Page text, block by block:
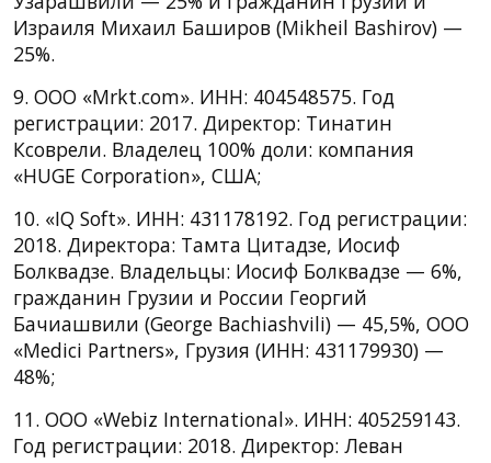
Израиля Михаил Баширов (Mikheil Bashirov) —
25%.
9. ООО «Mrkt.com». ИНН: 404548575. Год
регистрации: 2017. Директор: Тинатин
Ксоврели. Владелец 100% доли: компания
«HUGE Corporation», США;
10. «IQ Soft». ИНН: 431178192. Год регистрации:
2018. Директора: Тамта Цитадзе, Иосиф
Болквадзе. Владельцы: Иосиф Болквадзе — 6%,
гражданин Грузии и России Георгий
Бачиашвили (George Bachiashvili) — 45,5%, ООО
«Medici Partners», Грузия (ИНН: 431179930) —
48%;
11. ООО «Webiz International». ИНН: 405259143.
Год регистрации: 2018. Директор: Леван